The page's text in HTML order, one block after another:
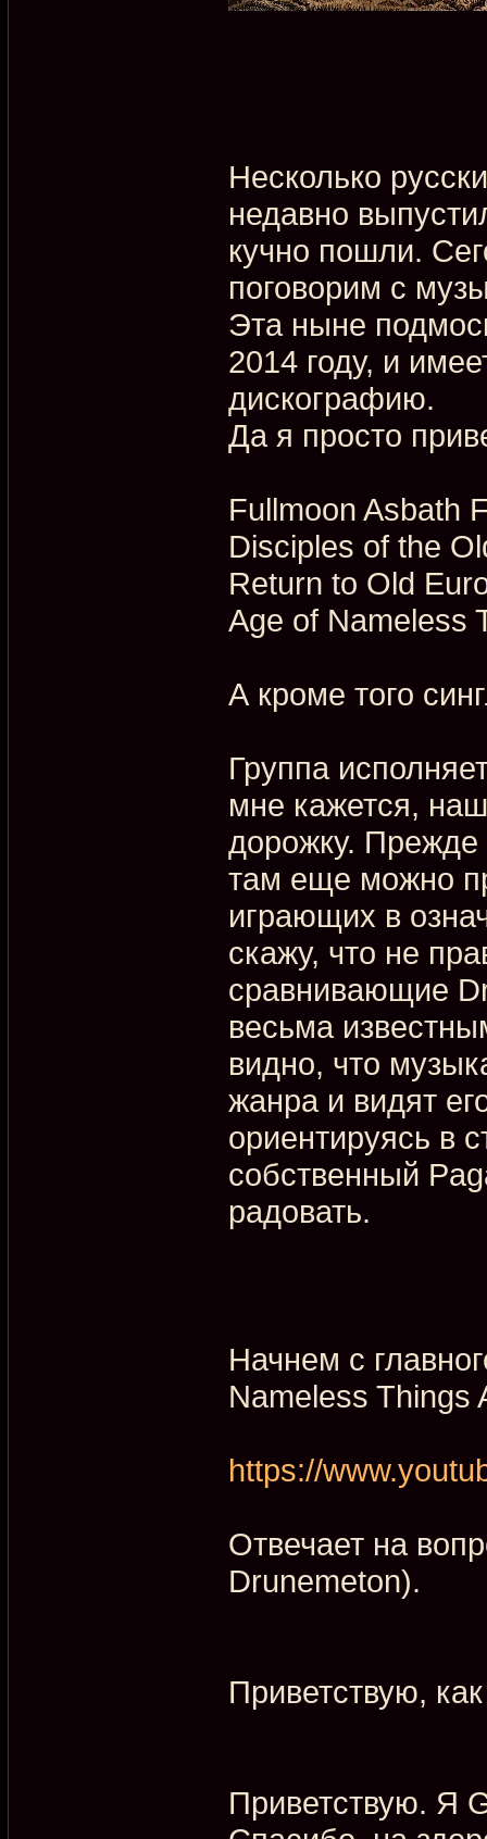
Несколько
недавно
кучно пошли.
поговорим с
Эта ныне
2014 году, и
дискографию.
Да я просто
Fullmoon Asbath
Disciples of the
Return to Old
Age of Nameless
А кроме того
Группа
мне кажется,
дорожку. Прежде
там еще можно
играющих в
скажу, что не
сравнивающие
весьма
видно, что
жанра и видят
ориентируясь в
собственный
радовать.
Начнем с
Nameless Things
https://
Отвечает на
Drunemeton).
Приветствую,
Приветствую. Я